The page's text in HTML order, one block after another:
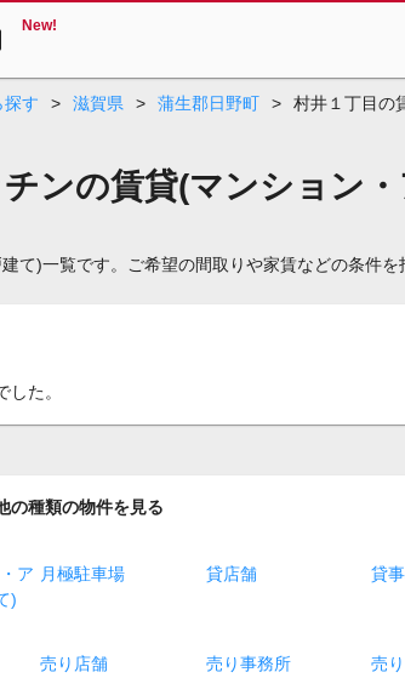
New!
探す > 滋賀県 > 蒲生郡日野町 > 村井１丁目の
ンの賃貸(マンション
)一覧です。ご希望の間取りや家賃などの条件を
した。
の種類の物件を見る
ア
)
月極駐車場 貸店舗 貸
売り店舗 売り事務所
売